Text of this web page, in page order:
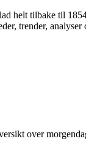
helt tilbake til
trender, analyser
over